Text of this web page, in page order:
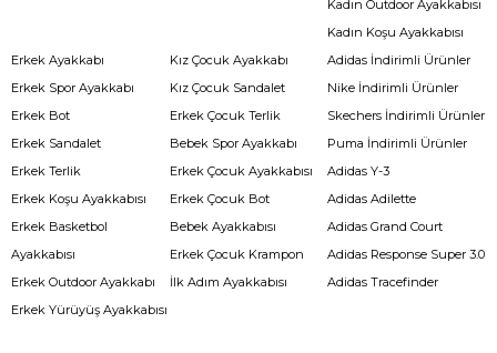
Kadın Outdoor Ayakkabısı
Kadın Koşu Ayakkabısı
Erkek Ayakkabı
Erkek Spor Ayakkabı
Erkek Bot
Erkek Sandalet
Erkek Terlik
Erkek Koşu Ayakkabısı
Erkek Basketbol
Ayakkabısı
Erkek Outdoor Ayakkabı
Erkek Yürüyüş Ayakkabısı
Kız Çocuk Ayakkabı
Kız Çocuk Sandalet
Erkek Çocuk Terlik
Bebek Spor Ayakkabı
Erkek Çocuk Ayakkabısı
Erkek Çocuk Bot
Bebek Ayakkabısı
Erkek Çocuk Krampon
İlk Adım Ayakkabısı
Adidas İndirimli Ürünler
Nike İndirimli Ürünler
Skechers İndirimli Ürünler
Puma İndirimli Ürünler
Adidas Y-3
Adidas Adilette
Adidas Grand Court
Adidas Response Super 3.0
Adidas Tracefinder